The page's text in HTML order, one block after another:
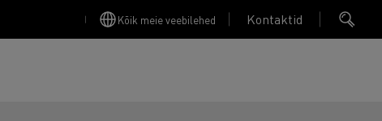
Kõik meie veebilehed Kontaktid